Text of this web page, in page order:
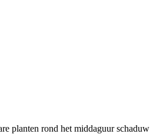
planten rond het middaguur schaduw